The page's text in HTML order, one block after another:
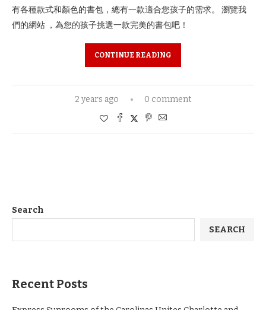
有各種款式和顏色的書包，總有一款適合您孩子的需求。 瀏覽我
們的網站 ，為您的孩子挑選一款完美的書包吧！
CONTINUE READING
2 years ago 0 comment
Search
SEARCH
Recent Posts